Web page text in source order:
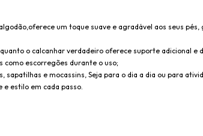
um toque suave e agradável aos seus pés,
o calcanhar verdadeiro oferece suporte adicional e
como escorregões durante o uso;
sapatilhas e mocassins, Seja para o dia a dia ou para
estilo em cada passo.